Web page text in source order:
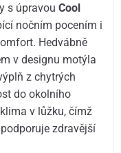
s úpravouCool
nočním pocením i
Hedvábně
v designu motýla
z chytrých
do okolního
v lůžku, čímž
zdravější